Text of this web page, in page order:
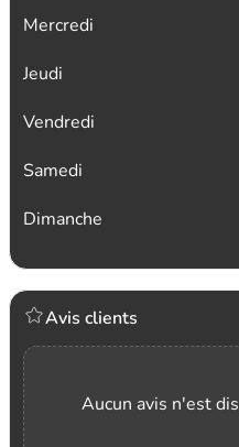
Mercredi
Jeudi
Vendredi
Samedi
Dimanche
Avis clients
Aucun avis n'est